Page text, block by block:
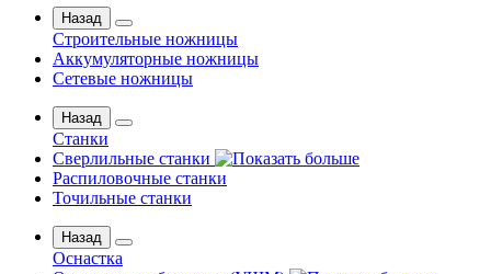
Назад
Строительные ножницы
Аккумуляторные ножницы
Сетевые ножницы
Назад
Станки
Сверлильные станки
Распиловочные станки
Точильные станки
Назад
Оснастка